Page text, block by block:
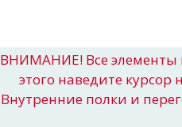
ВНИМАНИЕ! Все
этого наведите
Внутренние полки и